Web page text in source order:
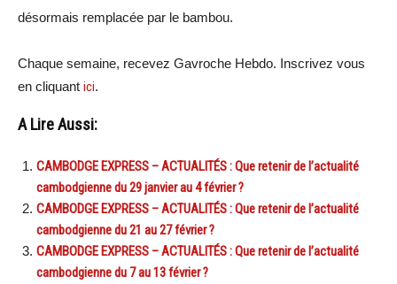
désormais remplacée par le bambou.
Chaque semaine, recevez Gavroche Hebdo. Inscrivez vous
en cliquant ici.
A Lire Aussi:
CAMBODGE EXPRESS – ACTUALITÉS : Que retenir de l’actualité
cambodgienne du 29 janvier au 4 février ?
CAMBODGE EXPRESS – ACTUALITÉS : Que retenir de l’actualité
cambodgienne du 21 au 27 février ?
CAMBODGE EXPRESS – ACTUALITÉS : Que retenir de l’actualité
cambodgienne du 7 au 13 février ?